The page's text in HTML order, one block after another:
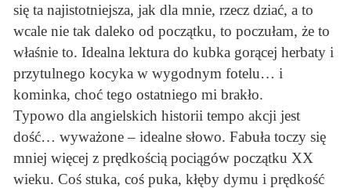
się ta najistotniejsza, jak dla mnie, rzecz dziać, a to
wcale nie tak daleko od początku, to poczułam, że to
właśnie to. Idealna lektura do kubka gorącej herbaty i
przytulnego kocyka w wygodnym fotelu… i
kominka, choć tego ostatniego mi brakło.
Typowo dla angielskich historii tempo akcji jest
dość… wyważone – idealne słowo. Fabuła toczy się
mniej więcej z prędkością pociągów początku XX
wieku. Coś stuka, coś puka, kłęby dymu i prędkość